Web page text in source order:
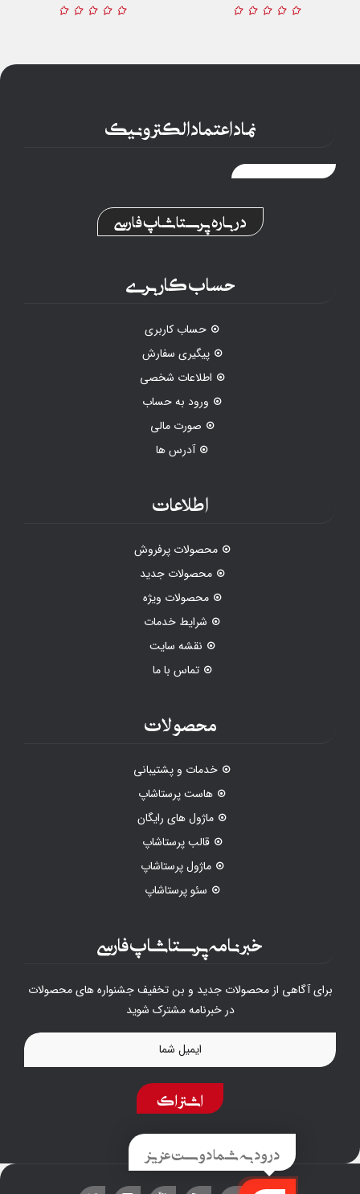
نماد اعتماد الکترونیک
درباره پرستاشاپ فارسی
حساب کاربری
حساب کاربری
پیگیری سفارش
اطلاعات شخصی
ورود به حساب
صورت مالی
آدرس ها
اطلاعات
محصولات پرفروش
محصولات جدید
محصولات ویژه
شرایط خدمات
نقشه سایت
تماس با ما
محصولات
خدمات و پشتیبانی
هاست پرستاشاپ
ماژول های رایگان
قالب پرستاشاپ
ماژول پرستاشاپ
سئو پرستاشاپ
خبرنامه پرستاشاپ فارسی
برای آگاهی از محصولات جدید و بن تخفیف جشنواره های محصولات
در خبرنامه مشترک شوید
اشتراک
درود به شما دوست عزیز